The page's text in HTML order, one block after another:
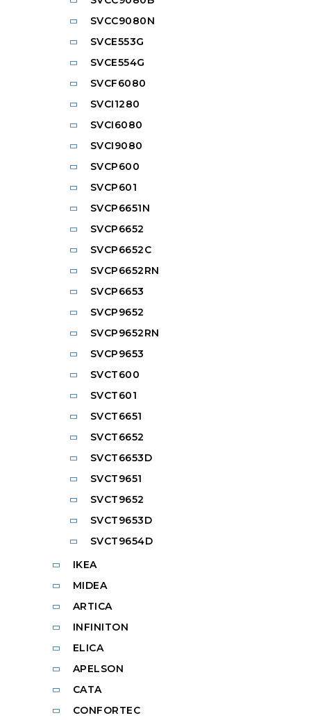
SVCC9080N
SVCE553G
SVCE554G
SVCF6080
SVCI1280
SVCI6080
SVCI9080
SVCP600
SVCP601
SVCP6651N
SVCP6652
SVCP6652C
SVCP6652RN
SVCP6653
SVCP9652
SVCP9652RN
SVCP9653
SVCT600
SVCT601
SVCT6651
SVCT6652
SVCT6653D
SVCT9651
SVCT9652
SVCT9653D
SVCT9654D
IKEA
MIDEA
ARTICA
INFINITON
ELICA
APELSON
CATA
CONFORTEC